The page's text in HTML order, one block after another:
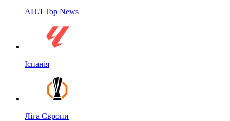
АПЛ Top News
Іспанія
Ліга Європи